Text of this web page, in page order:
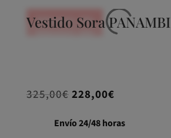
REBAJADO -30%
Vestido Sora PANAMBI
325,00€ El
original
228,00€El
actual
Envío 24/48 horas